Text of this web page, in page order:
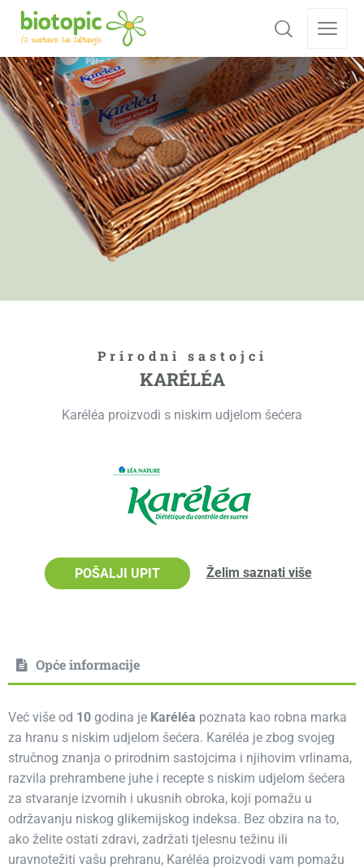
Prirodni sastojci
KARÉLÉA
Karéléa proizvodi s niskim udjelom šećera
POŠALJI UPIT Želim saznati više
Opće informacije
Već više od 10 godina je Karéléa poznata kao robna marka
za hranu s niskim udjelom šećera. Karéléa je zbog svojeg
stručnog znanja o prirodnim sastojcima i njihovim vrlinama,
razvila prehrambene juhe i recepte s niskim udjelom šećera
za stvaranje izvornih i ukusnih obroka, koji pomažu u
održavanju niskog glikemijskog indeksa. Bez obzira na to,
ako želite ostati zdravi, zadržati tjelesnu težinu ili
uravnotežiti vašu prehranu, Karéléa proizvodi vam pomažu